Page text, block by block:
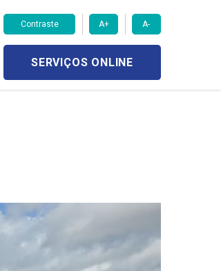
Contraste A+ A-
SERVIÇOS ONLINE